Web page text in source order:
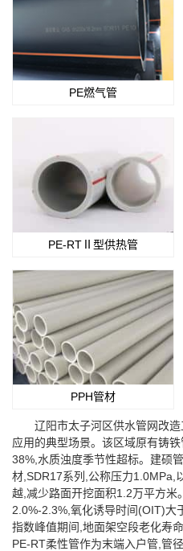
PE燃气管
PE-RTⅡ型供热管
PPH管材
辽阳市太子河区供水管网改造
应用的典型场景。该区域原有铸
38%,水质浊度季节性超标。建硕
材,SDR17系列,公称压力1.0MPa,
越,减少路面开挖面积1.2万平方米
2.0%-2.3%,氧化诱导时间(OIT)大
指数峰值期间,地面架空段老化寿
PE-RT柔性管作为末端入户管,管